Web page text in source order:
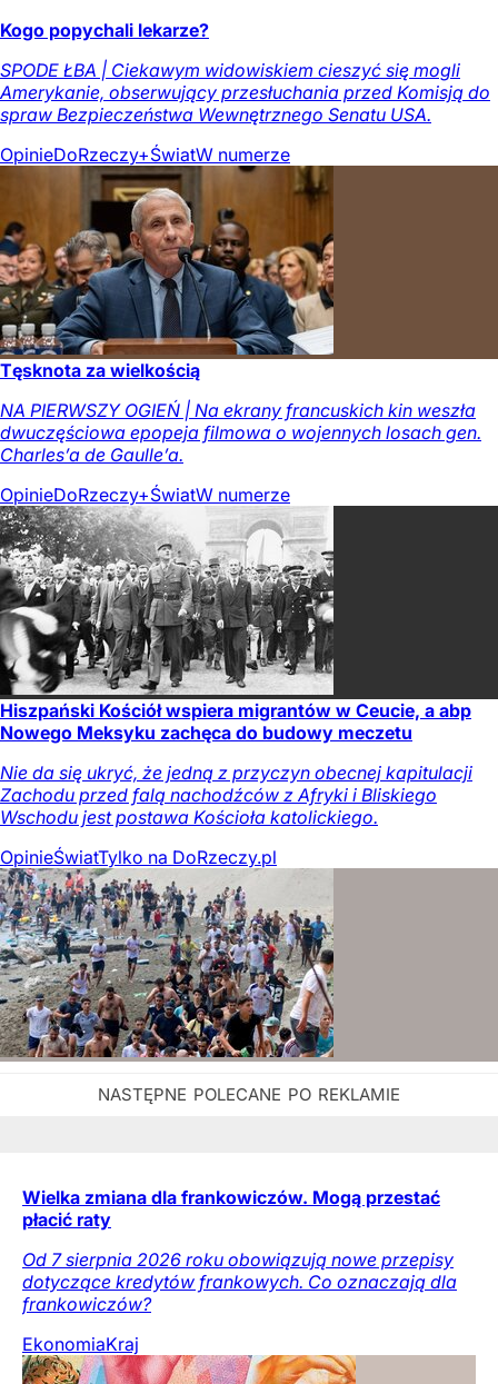
Kogo popychali lekarze?
SPODE ŁBA | Ciekawym widowiskiem cieszyć się mogli
Amerykanie, obserwujący przesłuchania przed Komisją do
spraw Bezpieczeństwa Wewnętrznego Senatu USA.
OpinieDoRzeczy+ŚwiatW numerze
Tęsknota za wielkością
NA PIERWSZY OGIEŃ | Na ekrany francuskich kin weszła
dwuczęściowa epopeja filmowa o wojennych losach gen.
Charles’a de Gaulle’a.
OpinieDoRzeczy+ŚwiatW numerze
Hiszpański Kościół wspiera migrantów w Ceucie, a abp
Nowego Meksyku zachęca do budowy meczetu
Nie da się ukryć, że jedną z przyczyn obecnej kapitulacji
Zachodu przed falą nachodźców z Afryki i Bliskiego
Wschodu jest postawa Kościoła katolickiego.
OpinieŚwiatTylko na DoRzeczy.pl
Wielka zmiana dla frankowiczów. Mogą przestać
płacić raty
Od 7 sierpnia 2026 roku obowiązują nowe przepisy
dotyczące kredytów frankowych. Co oznaczają dla
frankowiczów?
EkonomiaKraj